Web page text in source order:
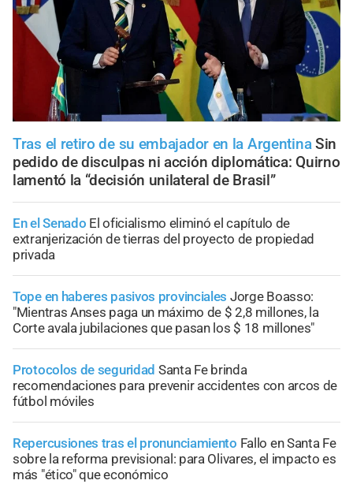
Tras el retiro de su embajador en la Argentina Sin
pedido de disculpas ni acción diplomática: Quirno
lamentó la “decisión unilateral de Brasil”
En el Senado El oficialismo eliminó el capítulo de
extranjerización de tierras del proyecto de propiedad
privada
Tope en haberes pasivos provinciales Jorge Boasso:
"Mientras Anses paga un máximo de $ 2,8 millones, la
Corte avala jubilaciones que pasan los $ 18 millones"
Protocolos de seguridad Santa Fe brinda
recomendaciones para prevenir accidentes con arcos de
fútbol móviles
Repercusiones tras el pronunciamiento Fallo en Santa Fe
sobre la reforma previsional: para Olivares, el impacto es
más "ético" que económico